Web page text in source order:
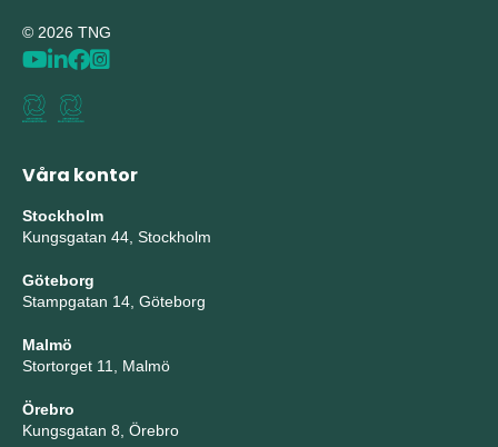
© 2026 TNG
Våra kontor
Stockholm
Kungsgatan 44, Stockholm
Göteborg
Stampgatan 14, Göteborg
Malmö
Stortorget 11, Malmö
Örebro
Kungsgatan 8, Örebro